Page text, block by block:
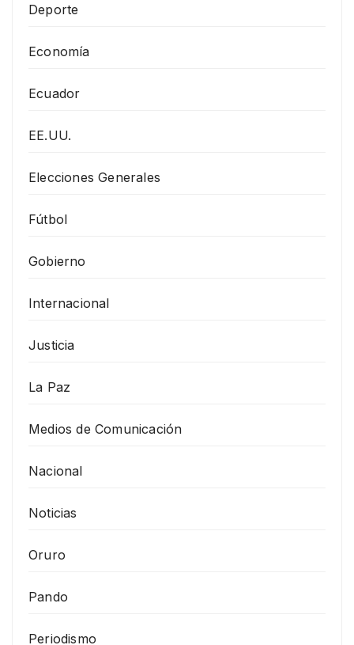
Deporte
Economía
Ecuador
EE.UU.
Elecciones Generales
Fútbol
Gobierno
Internacional
Justicia
La Paz
Medios de Comunicación
Nacional
Noticias
Oruro
Pando
Periodismo